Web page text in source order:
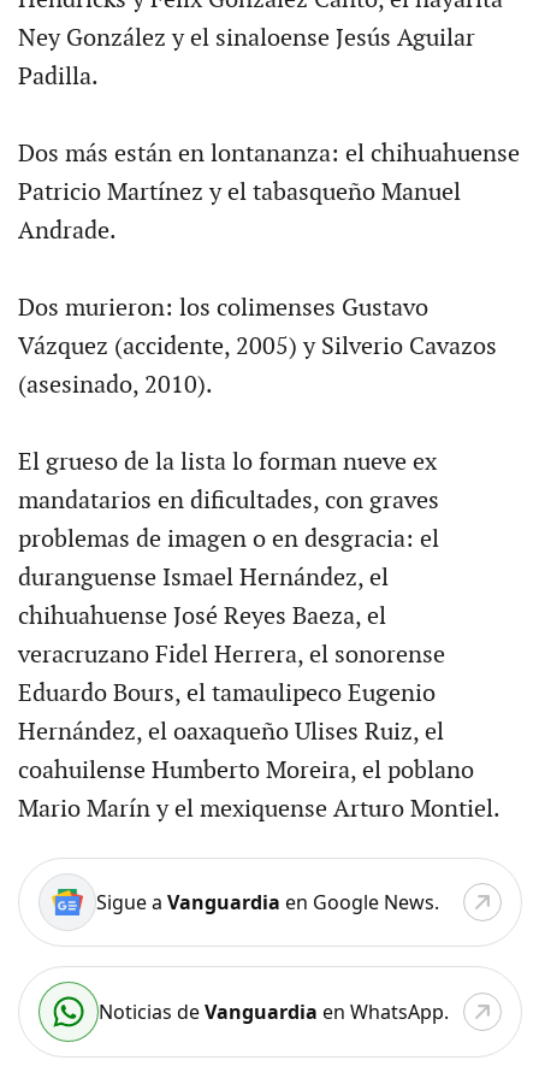
Ney González y el sinaloense Jesús Aguilar
Padilla.
Dos más están en lontananza: el chihuahuense
Patricio Martínez y el tabasqueño Manuel
Andrade.
Dos murieron: los colimenses Gustavo
Vázquez (accidente, 2005) y Silverio Cavazos
(asesinado, 2010).
El grueso de la lista lo forman nueve ex
mandatarios en dificultades, con graves
problemas de imagen o en desgracia: el
duranguense Ismael Hernández, el
chihuahuense José Reyes Baeza, el
veracruzano Fidel Herrera, el sonorense
Eduardo Bours, el tamaulipeco Eugenio
Hernández, el oaxaqueño Ulises Ruiz, el
coahuilense Humberto Moreira, el poblano
Mario Marín y el mexiquense Arturo Montiel.
Sigue a Vanguardia en Google News.
Noticias deVanguardia en WhatsApp.